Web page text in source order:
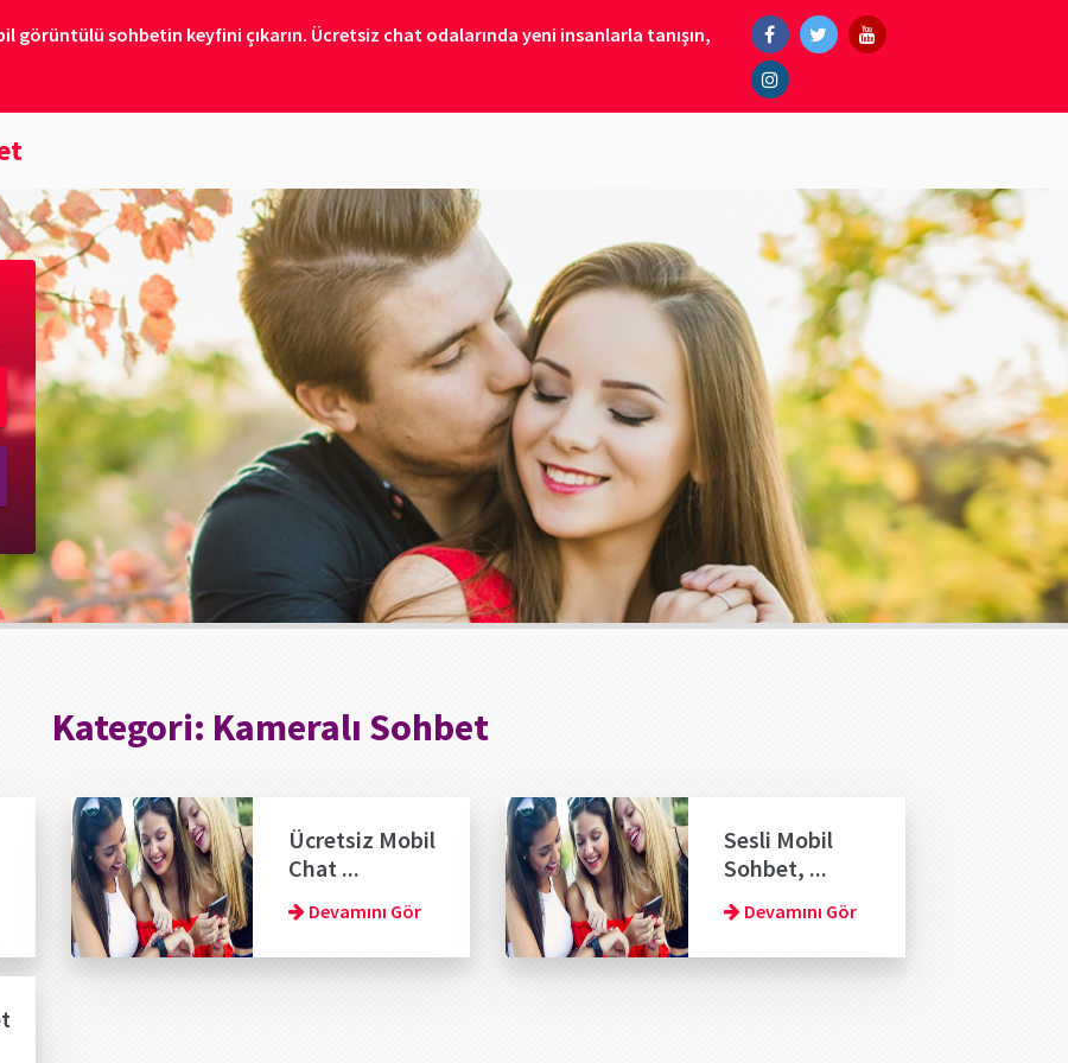
görüntülü sohbetin keyfini çıkarın. Ücretsiz chat odalarında yeni insanlarla tanışın,
Kategori: Kameralı Sohbet
Ücretsiz Mobil
Chat ...
Devamını Gör
Sesli Mobil
Sohbet, ...
Devamını Gör